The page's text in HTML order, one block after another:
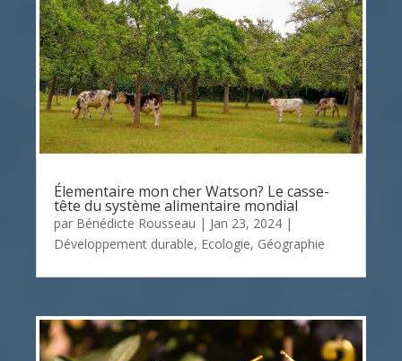
Élementaire mon cher Watson? Le casse-
tête du système alimentaire mondial
par Bénédicte Rousseau | Jan 23, 2024 |
Développement durable, Ecologie, Géographie